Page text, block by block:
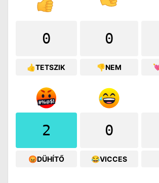
0
👍TETSZIK
0
👎NEM
2
😡DÜHÍTŐ
0
😂VICCES